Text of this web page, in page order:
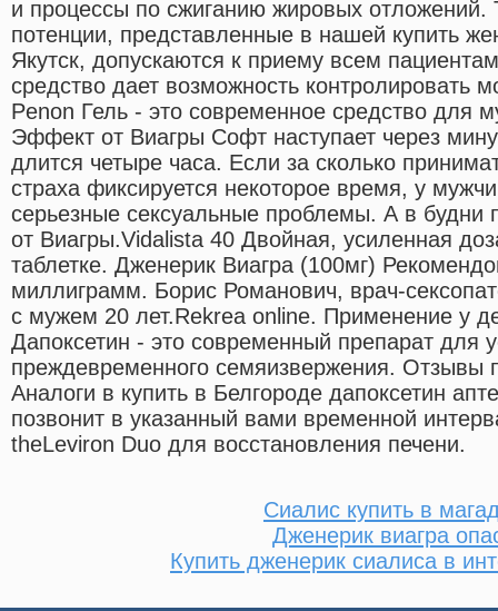
и процессы по сжиганию жировых
потенции, представленные в нашей купить
Якутск, допускаются к приему всем
средство дает возможность контролировать
Penon Гель - это современное средство для
Эффект от Виагры Софт наступает через
длится четыре часа. Если за сколько
страха фиксируется некоторое время, у
серьезные сексуальные проблемы. А в будни
от Виагры.Vidalista 40 Двойная, усиленная
таблетке. Дженерик Виагра (100мг)
миллиграмм. Борис Романович, врач-
с мужем 20 лет.Rekrea online. Применение у
Дапоксетин - это современный препарат для
преждевременного семяизвержения. Отзывы
Аналоги в купить в Белгороде дапоксетин
позвонит в указанный вами временной
theLeviron Duo для восстановления печени.
Сиалис купить в
Дженерик виагра
Купить дженерик сиалиса в